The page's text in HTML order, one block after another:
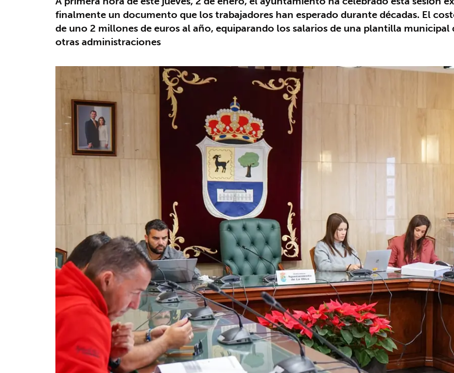
finalmente un documento que los trabajadores han esperado durante décadas. El
de uno 2 millones de euros al año, equiparando los salarios de una plantilla municipal
otras administraciones